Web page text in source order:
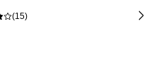
(15)